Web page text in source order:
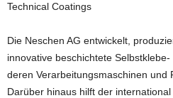
Technical Coatings
Die Neschen AG entwickelt,
innovative beschichtete
deren Verarbeitungsmaschinen und
Darüber hinaus hilft der